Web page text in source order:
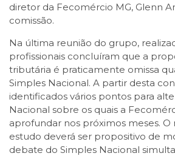
diretor da Fecomércio MG, Glenn
comissão.
Na última reunião do grupo,
profissionais concluíram que a
tributária é praticamente omissa
Simples Nacional. A partir desta
identificados vários pontos para
Nacional sobre os quais a
aprofundar nos próximos meses. O
estudo deverá ser propositivo de
debate do Simples Nacional